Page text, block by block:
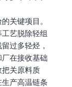
关键项目。
艺脱除轻组
过多轻烃，
在接收基础
关原料质
产高温链条